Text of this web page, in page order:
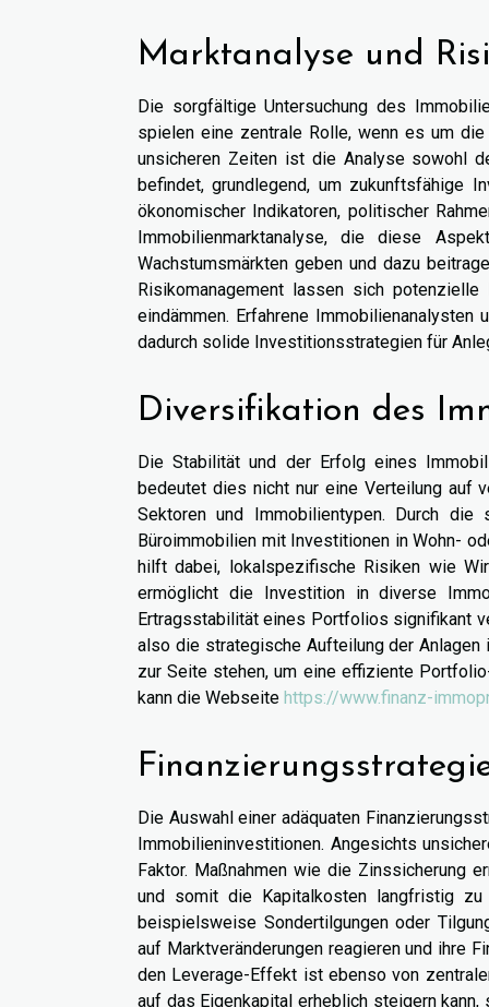
Marktanalyse und
Die sorgfältige Untersuchung des
spielen eine zentrale Rolle, wenn es um
unsicheren Zeiten ist die Analyse sowohl
befindet, grundlegend, um zukunftsfähige
ökonomischer Indikatoren, politischer
Immobilienmarktanalyse, die diese
Wachstumsmärkten geben und dazu
Risikomanagement lassen sich
eindämmen. Erfahrene
dadurch solide Investitionsstrategien für
Diversifikation des
Die Stabilität und der Erfolg eines
bedeutet dies nicht nur eine Verteilung auf
Sektoren und Immobilientypen. Durch
Büroimmobilien mit Investitionen in Wohn-
hilft dabei, lokalspezifische Risiken wie
ermöglicht die Investition in diverse
Ertragsstabilität eines Portfolios signifikant
also die strategische Aufteilung der
zur Seite stehen, um eine effiziente
kann die Webseite https://www.finanz-
Die Auswahl einer adäquaten
Immobilieninvestitionen. Angesichts
Faktor. Maßnahmen wie die Zinssicherung
und somit die Kapitalkosten langfristig zu
beispielsweise Sondertilgungen oder
auf Marktveränderungen reagieren und ihre
den Leverage-Effekt ist ebenso von
auf das Eigenkapital erheblich steigern